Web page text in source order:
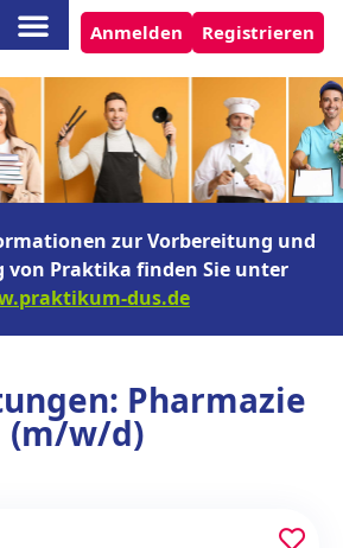
Anmelden Registrieren
zur Vorbereitung und
Praktika finden Sie unter
dus.de
Pharmazie
(m/w/d)